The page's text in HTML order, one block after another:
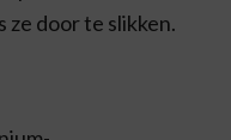
ze door te slikken.